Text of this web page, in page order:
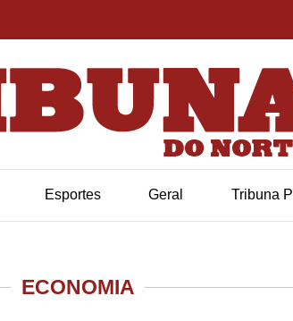
Esportes Geral Tribuna
ECONOMIA